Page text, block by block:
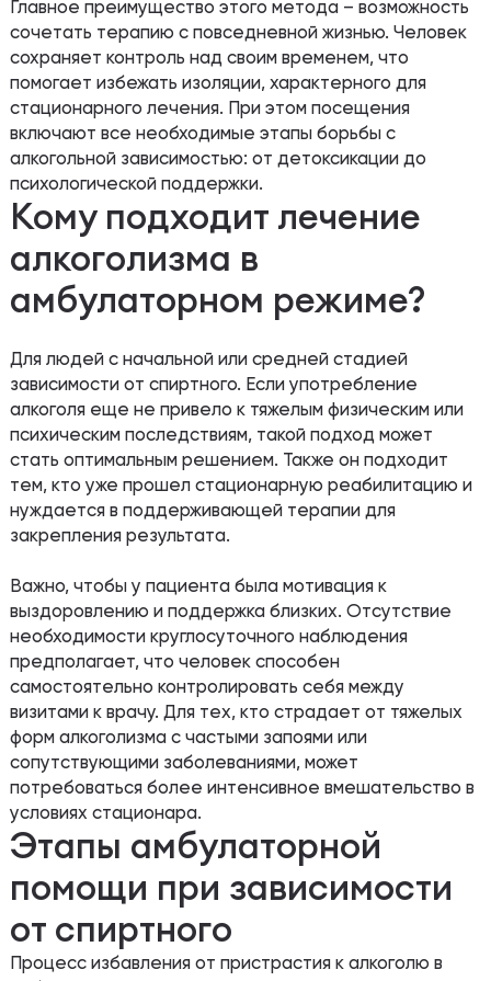
Главное преимущество этого метода – возможность
сочетать терапию с повседневной жизнью. Человек
сохраняет контроль над своим временем, что
помогает избежать изоляции, характерного для
стационарного лечения. При этом посещения
включают все необходимые этапы борьбы с
алкогольной зависимостью: от детоксикации до
психологической поддержки.
Кому подходит лечение
алкоголизма в
амбулаторном режиме?
Для людей с начальной или средней стадией
зависимости от спиртного. Если употребление
алкоголя еще не привело к тяжелым физическим или
психическим последствиям, такой подход может
стать оптимальным решением. Также он подходит
тем, кто уже прошел стационарную реабилитацию и
нуждается в поддерживающей терапии для
закрепления результата.
Важно, чтобы у пациента была мотивация к
выздоровлению и поддержка близких. Отсутствие
необходимости круглосуточного наблюдения
предполагает, что человек способен
самостоятельно контролировать себя между
визитами к врачу. Для тех, кто страдает от тяжелых
форм алкоголизма с частыми запоями или
сопутствующими заболеваниями, может
потребоваться более интенсивное вмешательство в
условиях стационара.
Этапы амбулаторной
помощи при зависимости
от спиртного
Процесс избавления от пристрастия к алкоголю в